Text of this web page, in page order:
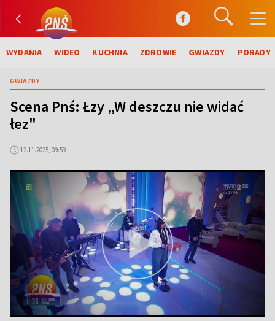
WYDANIA WIDEO KUCHNIA ZDROWIE GWIAZDY PORADY
GWIAZDY
Scena Pnś: Łzy „W deszczu nie widać
łez"
12.11.2025, 09:59